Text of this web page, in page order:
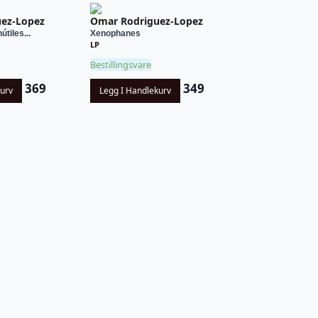
Lopez
369
Omar Rodriguez-Lopez
Xenophanes
LP
Bestillingsvare
Legg I Handlekurv 349